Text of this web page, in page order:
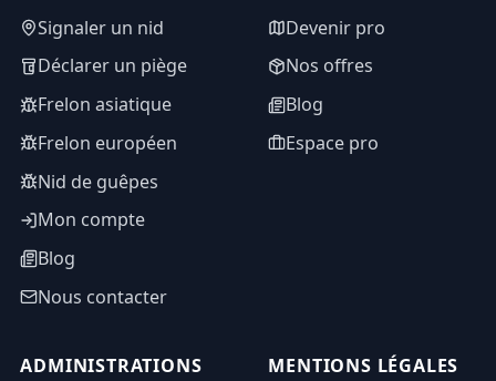
Signaler un nid
Déclarer un piège
Frelon asiatique
Frelon européen
Nid de guêpes
Mon compte
Blog
Nous contacter
Devenir pro
Nos offres
Blog
Espace pro
ADMINISTRATIONS
MENTIONS LÉGALES